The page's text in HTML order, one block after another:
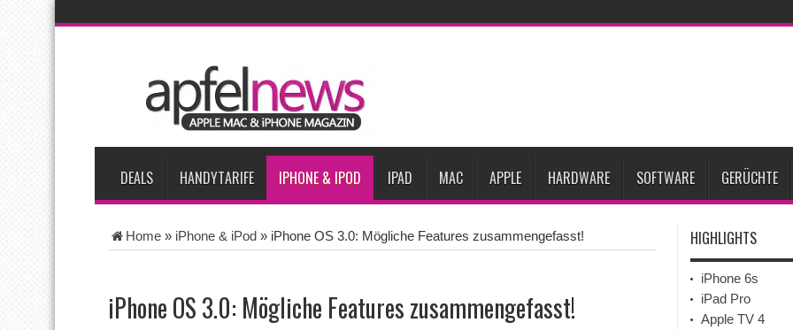
Apple beherrscht 65 Prozent des globalen Premium-Smartphone-Marktes
iPhone 18 Pro zum Marktstart möglicherweise nur begrenzt verfügbar
iPhone Ultra lässt Verkauf faltbarer Smartphones 2026 um 20 Prozent steigen
iPhone 18 Pro: Diese 3 großen Upgrades bringt das Top-Modell Apples Smartbrille könnte das nächste große Gesundheits-Gadget werden
DEALS HANDYTARIFE IPHONE & IPOD IPAD MAC APPLE HARDWARE SOFTWARE GERÜCHTE
Home » iPhone & iPod » iPhone OS 3.0: Mögliche Features zusammengefasst!
iPhone OS 3.0: Mögliche Features zusammengefasst!
HIGHLIGHTS
iPhone 6s
iPad Pro
Apple TV 4